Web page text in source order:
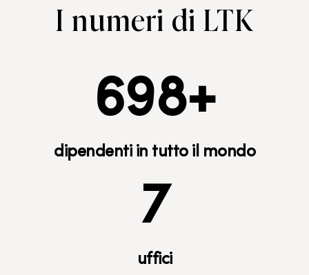
I numeri di LTK
700+
dipendenti in tutto il mondo
7
uffici